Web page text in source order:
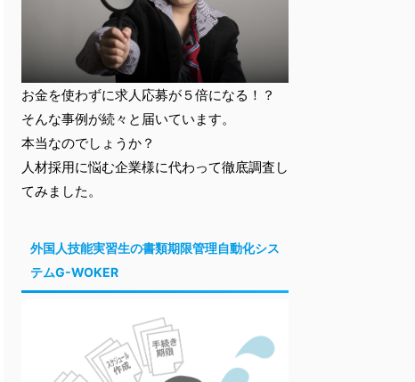
お金を使わずに求人応募が５倍になる！？
そんな事例が続々と届いています。
本当なのでしょうか？
人材採用に悩む企業様に代わって徹底調査し
てみました。
外国人技能実習生の書類期限管理自動化シス
テムG-WOKER